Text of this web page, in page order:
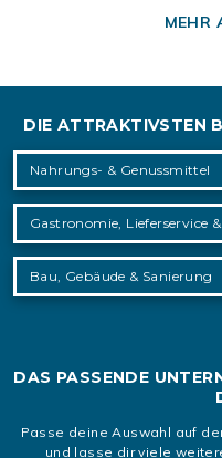
MEHR
DIE ATTRAKTIVSTEN
Nahrungs- & Genussmittel
Gastronomie, Lieferservice
Bau, Gebäude & Sanierung
DAS PASSENDE
Passe deine Auswahl auf
und lasse dir viele